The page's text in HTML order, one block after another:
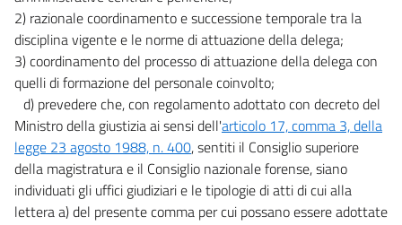
2) razionale coordinamento e successione temporale tra la
disciplina vigente e le norme di attuazione della delega;
3) coordinamento del processo di attuazione della delega con
quelli di formazione del personale coinvolto;
d) prevedere che, con regolamento adottato con decreto del
Ministro della giustizia ai sensi dell'articolo 17, comma 3, della
legge 23 agosto 1988, n. 400, sentiti il Consiglio superiore
della magistratura e il Consiglio nazionale forense, siano
individuati gli uffici giudiziari e le tipologie di atti di cui alla
lettera a) del presente comma per cui possano essere adottate